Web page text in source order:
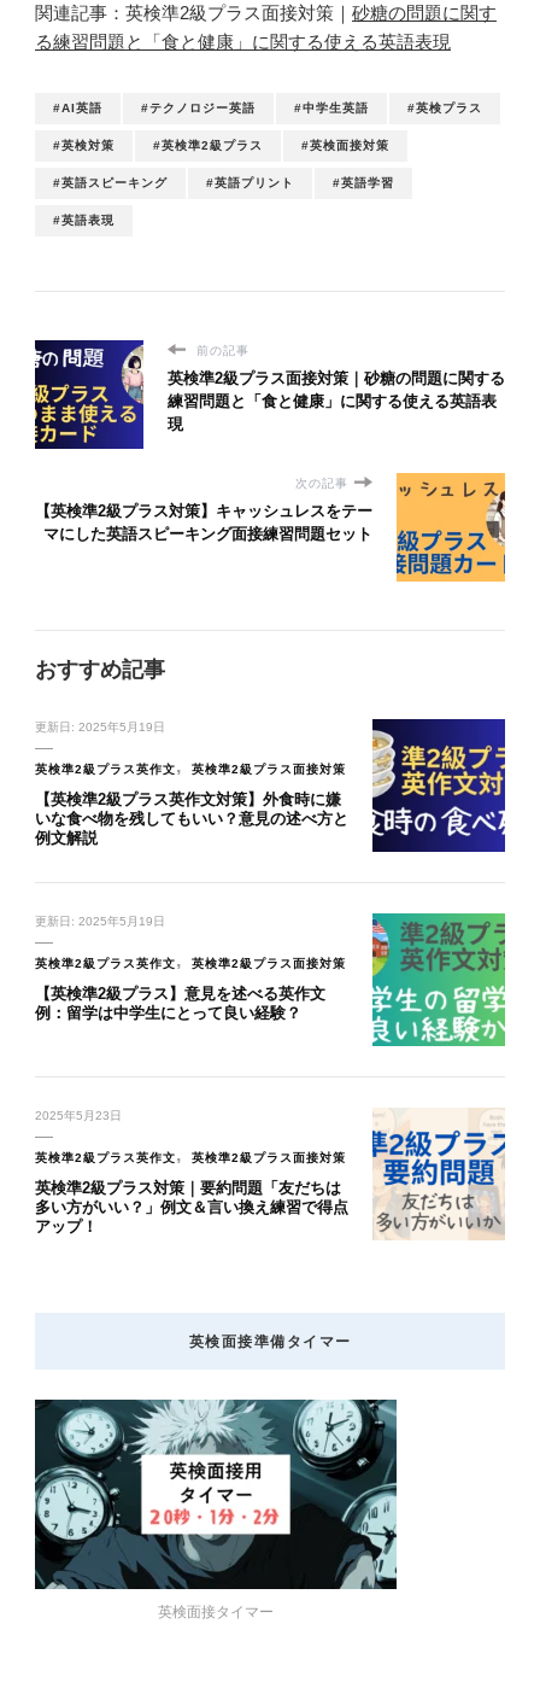
関連記事：英検準2級プラス面接対策｜ 砂糖の問題に関す
る練習問題と「食と健康」に関する使える英語表現
#AI英語 #テクノロジー英語 #中学生英語 #英検プラス
#英検対策 #英検準2級プラス #英検面接対策
#英語スピーキング #英語プリント #英語学習
#英語表現
前の記事
英検準2級プラス面接対策｜砂糖の問題に関する
練習問題と「食と健康」に関する使える英語表
現
次の記事
【英検準2級プラス対策】キャッシュレスをテー
マにした英語スピーキング面接練習問題セット
おすすめ記事
更新日: 2025年5月19日
英検準2級プラス英作文 英検準2級プラス面接対策
【英検準2級プラス英作文対策】外食時に嫌
いな食べ物を残してもいい？意見の述べ方と
例文解説
更新日: 2025年5月19日
英検準2級プラス英作文 英検準2級プラス面接対策
【英検準2級プラス】意見を述べる英作文
例：留学は中学生にとって良い経験？
2025年5月23日
英検準2級プラス英作文 英検準2級プラス面接対策
英検準2級プラス対策｜要約問題「友だちは
多い方がいい？」例文＆言い換え練習で得点
アップ！
英検面接準備タイマー
英検面接タイマー